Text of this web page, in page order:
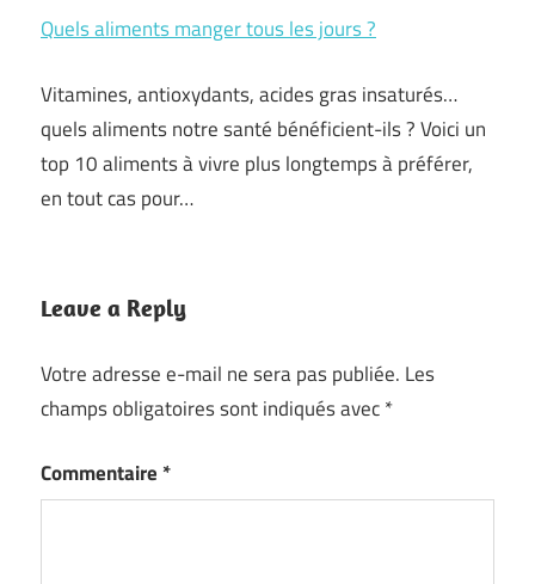
Quels aliments manger tous les jours ?
Vitamines, antioxydants, acides gras insaturés…
quels aliments notre santé bénéficient-ils ? Voici un
top 10 aliments à vivre plus longtemps à préférer,
en tout cas pour…
Leave a Reply
Votre adresse e-mail ne sera pas publiée. Les
champs obligatoires sont indiqués avec*
Commentaire *